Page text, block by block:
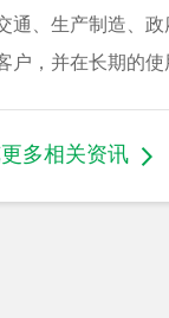
、生产制造、
，并在长期的使
多相关资讯